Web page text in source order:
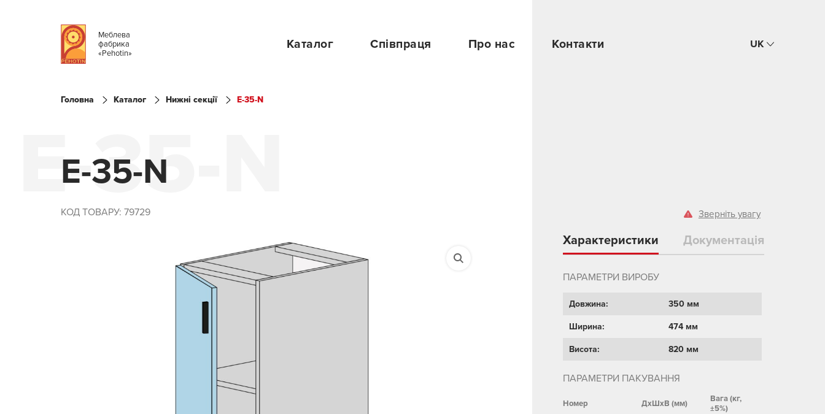
Меблева
фабрика
«Pehotin»
Каталог Співпраця Про нас Контакти UK
Головна Каталог Нижні секції E-35-N
E-35-N
E-35-N
КОД ТОВАРУ: 79729 Зверніть увагу
Характеристики Документація
ПАРАМЕТРИ ВИРОБУ
Довжина: 350 мм
Ширина: 474 мм
Висота: 820 мм
ПАРАМЕТРИ ПАКУВАННЯ
Номер ДхШхВ (мм)
Вага (кг,
±5%)